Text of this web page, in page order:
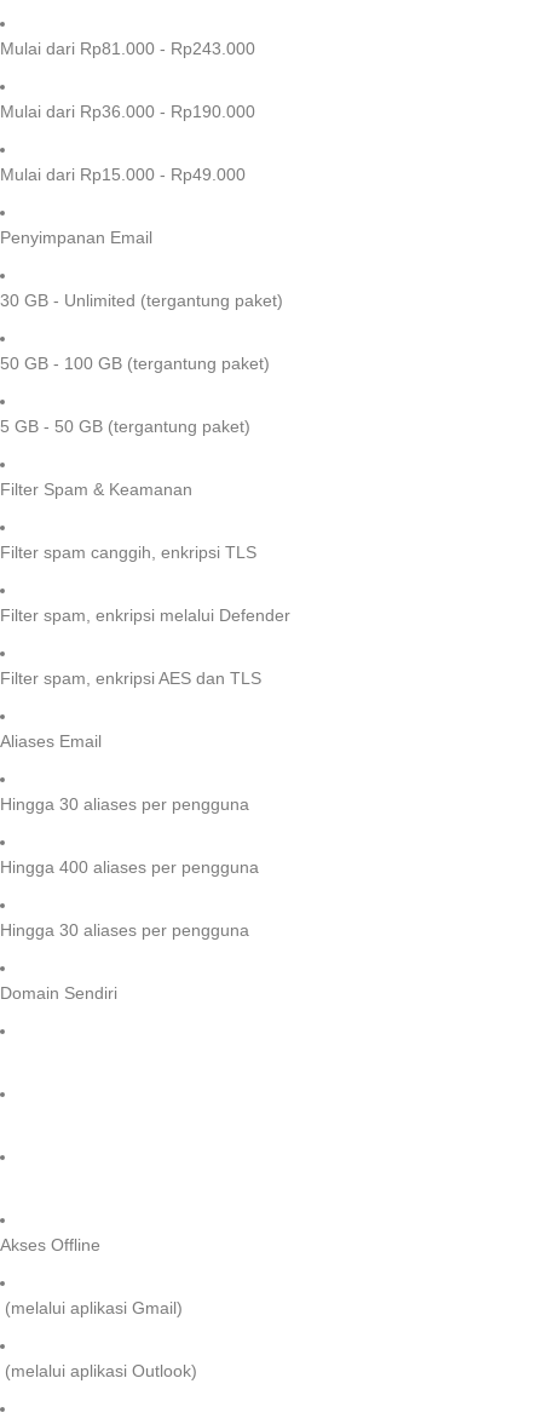
Mulai dari Rp81.000 - Rp243.000
Mulai dari Rp36.000 - Rp190.000
Mulai dari Rp15.000 - Rp49.000
Penyimpanan Email
30 GB - Unlimited (tergantung paket)
50 GB - 100 GB (tergantung paket)
5 GB - 50 GB (tergantung paket)
Filter Spam & Keamanan
Filter spam canggih, enkripsi TLS
Filter spam, enkripsi melalui Defender
Filter spam, enkripsi AES dan TLS
Aliases Email
Hingga 30 aliases per pengguna
Hingga 400 aliases per pengguna
Hingga 30 aliases per pengguna
Domain Sendiri
Akses Offline
(melalui aplikasi Gmail)
(melalui aplikasi Outlook)